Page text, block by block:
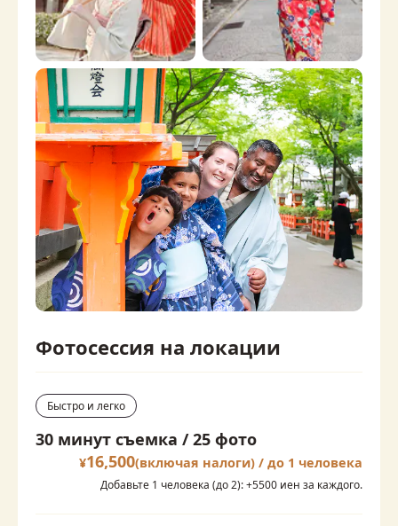
Фотосессия на локации
Быстро и легко
30 минут съемка / 25 фото
¥16,500(включая налоги) / до 1 человека
Добавьте 1 человека (до 2): +5500 иен за каждого.